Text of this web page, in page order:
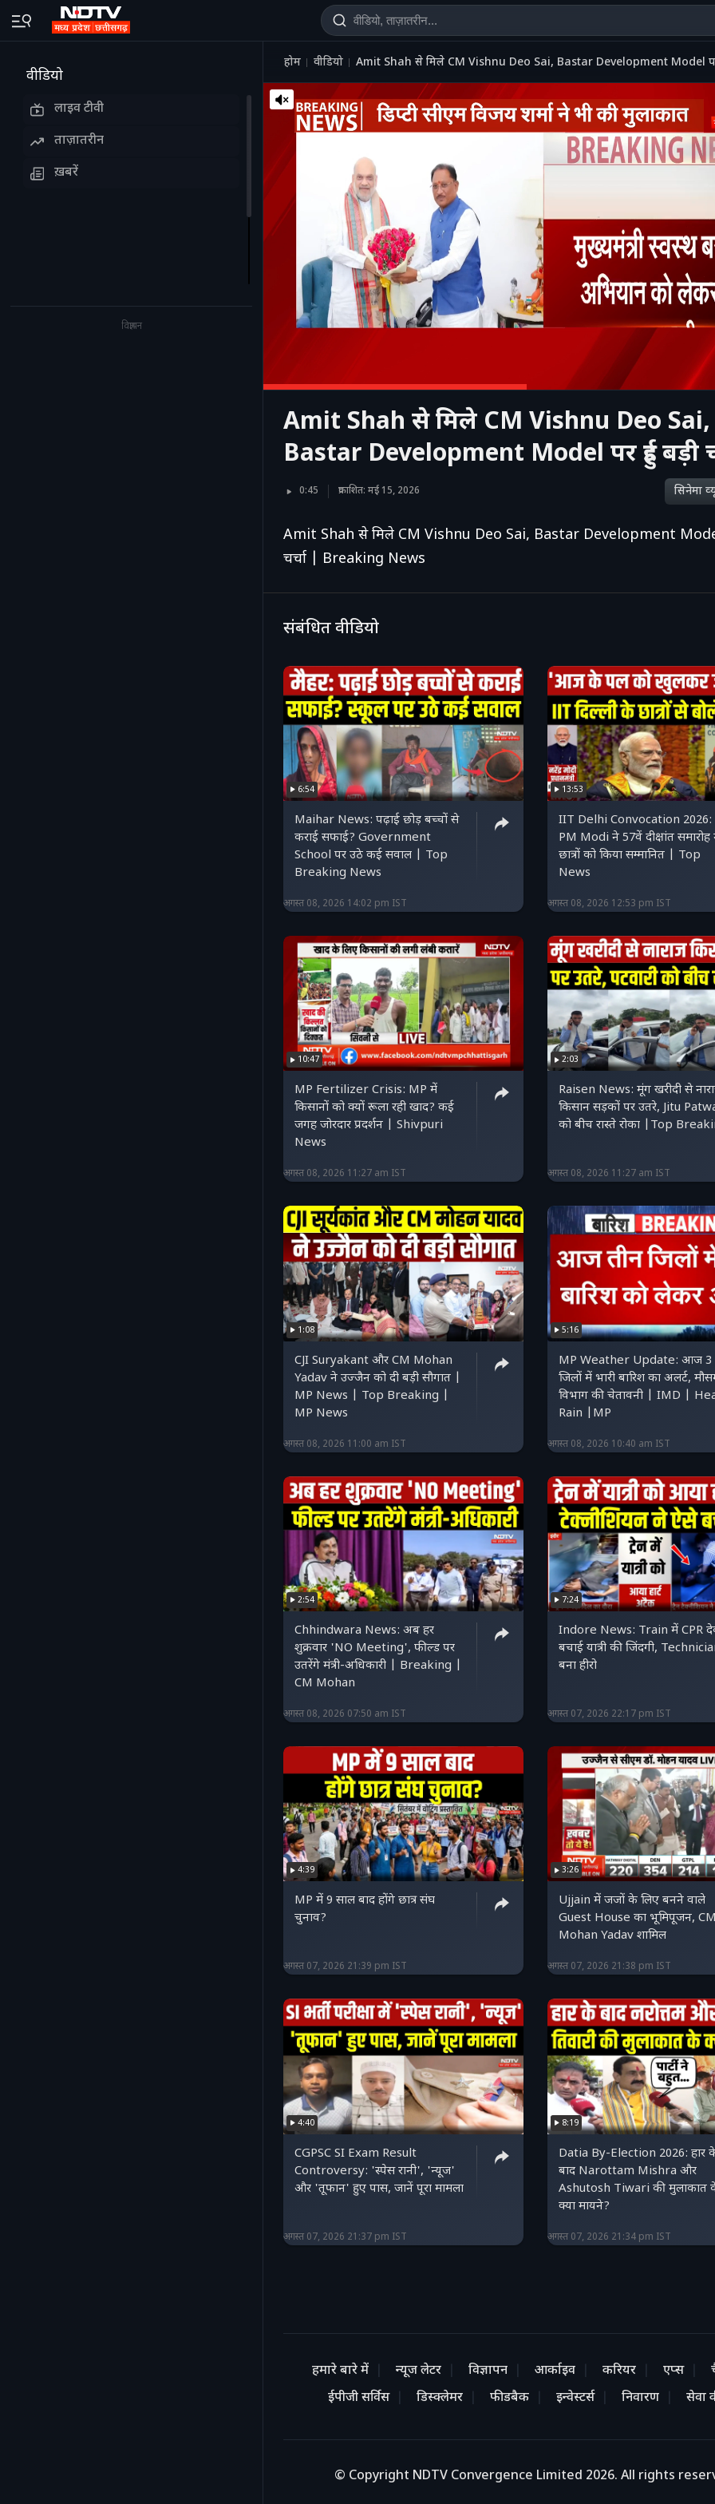
वीडियो
लाइव टीवी
ताज़ातरीन
ख़बरें
विज्ञापन
होम वीडियो Amit Shah से मिले CM Vishnu Deo Sai, Bastar Development Model पर
Amit Shah से मिले CM Vishnu Deo Sai,
Bastar Development Model पर हुई बड़ी
0:45 प्रकाशित: मई 15, 2026 सिनेमा
Amit Shah से मिले CM Vishnu Deo Sai, Bastar Development Model
चर्चा | Breaking News
संबंधित वीडियो
6:54
Maihar News: पढ़ाई छोड़ बच्चों से
कराई सफाई? Government
School पर उठे कई सवाल | Top
Breaking News
अगस्त 08, 2026 14:02 pm IST
13:53
IIT Delhi Convocation 2026:
PM Modi ने 57वें दीक्षांत समारोह
छात्रों को किया सम्मानित | Top
News
अगस्त 08, 2026 12:53 pm IST
10:47
MP Fertilizer Crisis: MP में
किसानों को क्यों रूला रही खाद? कई
जगह जोरदार प्रदर्शन | Shivpuri
News
अगस्त 08, 2026 11:27 am IST
2:03
Raisen News: मूंग खरीदी से
किसान सड़कों पर उतरे, Jitu
को बीच रास्ते रोका |Top
अगस्त 08, 2026 11:27 am IST
1:08
CJI Suryakant और CM Mohan
Yadav ने उज्जैन को दी बड़ी सौगात |
MP News | Top Breaking |
MP News
अगस्त 08, 2026 11:00 am IST
5:16
MP Weather Update: आज 3
जिलों में भारी बारिश का अलर्ट,
विभाग की चेतावनी | IMD |
Rain |MP
अगस्त 08, 2026 10:40 am IST
2:54
Chhindwara News: अब हर
शुक्रवार 'NO Meeting', फील्ड पर
उतरेंगे मंत्री-अधिकारी | Breaking |
CM Mohan
अगस्त 08, 2026 07:50 am IST
7:24
Indore News: Train में CPR
बचाई यात्री की जिंदगी,
बना हीरो
अगस्त 07, 2026 22:17 pm IST
4:39
MP में 9 साल बाद होंगे छात्र संघ
चुनाव?
अगस्त 07, 2026 21:39 pm IST
3:26
Ujjain में जजों के लिए बनने वाले
Guest House का भूमिपूजन,
Mohan Yadav शामिल
अगस्त 07, 2026 21:38 pm IST
4:40
CGPSC SI Exam Result
Controversy: 'स्पेस रानी', 'न्यूज'
और 'तूफान' हुए पास, जानें पूरा मामला
अगस्त 07, 2026 21:37 pm IST
8:19
Datia By-Election 2026: हार
बाद Narottam Mishra और
Ashutosh Tiwari की मुलाकात
क्या मायने?
अगस्त 07, 2026 21:34 pm IST
हमारे बारे में न्यूज लेटर विज्ञापन आर्काइव करियर एप्स
ईपीजी सर्विस
डिस्क्लेमर फीडबैक इन्वेस्टर्स निवारण सेवा
© Copyright NDTV Convergence Limited 2026. All rights